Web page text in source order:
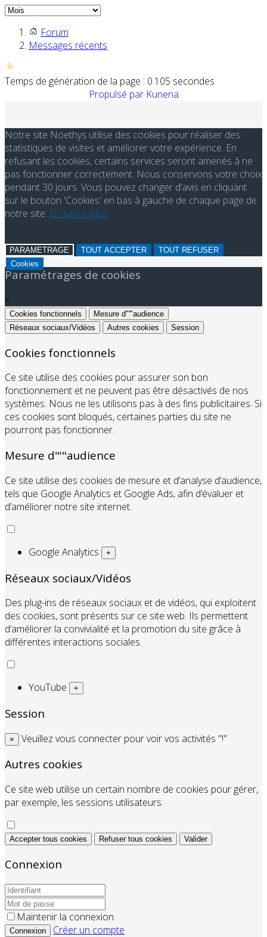
Forum
Messages récents
Temps de génération de la page : 0.105 secondes
Propulsé par Kunena
Notre site Noethys utilise des cookies pour réaliser des
statistiques de visites et améliorer votre expérience. En
refusant les cookies, certains services seront amenés à ne
pas fonctionner correctement. Nous conservons votre choix
pendant 30 jours. Vous pouvez changer d'avis en cliquant
sur le bouton 'Cookies' en bas à gauche de chaque page de
notre site. En savoir plus
PARAMETRAGE TOUT ACCEPTER
TOUT REFUSER
Cookies
Paramétrages de cookies
×
Cookies fonctionnels
Mesure d"'"audience
Réseaux sociaux/Vidéos
Autres cookies Session
Cookies fonctionnels
Ce site utilise des cookies pour assurer son bon
fonctionnement et ne peuvent pas être désactivés de nos
systèmes. Nous ne les utilisons pas à des fins publicitaires. Si
ces cookies sont bloqués, certaines parties du site ne
pourront pas fonctionner.
Mesure d"'"audience
Ce site utilise des cookies de mesure et d’analyse d’audience,
tels que Google Analytics et Google Ads, afin d’évaluer et
d’améliorer notre site internet.
Google Analytics +
Réseaux sociaux/Vidéos
Des plug-ins de réseaux sociaux et de vidéos, qui exploitent
des cookies, sont présents sur ce site web. Ils permettent
d’améliorer la convivialité et la promotion du site grâce à
différentes interactions sociales.
YouTube +
Session
× Veuillez vous connecter pour voir vos activités "!"
Autres cookies
Ce site web utilise un certain nombre de cookies pour gérer,
par exemple, les sessions utilisateurs.
Accepter tous cookies Refuser tous cookies Valider
Connexion
Maintenir la connexion
Connexion
Créer un compte